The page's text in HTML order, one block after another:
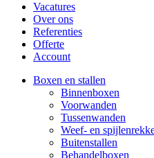
Vacatures
Over ons
Referenties
Offerte
Account
Boxen en stallen
Binnenboxen
Voorwanden
Tussenwanden
Weef- en
Buitenstallen
Behandelboxen